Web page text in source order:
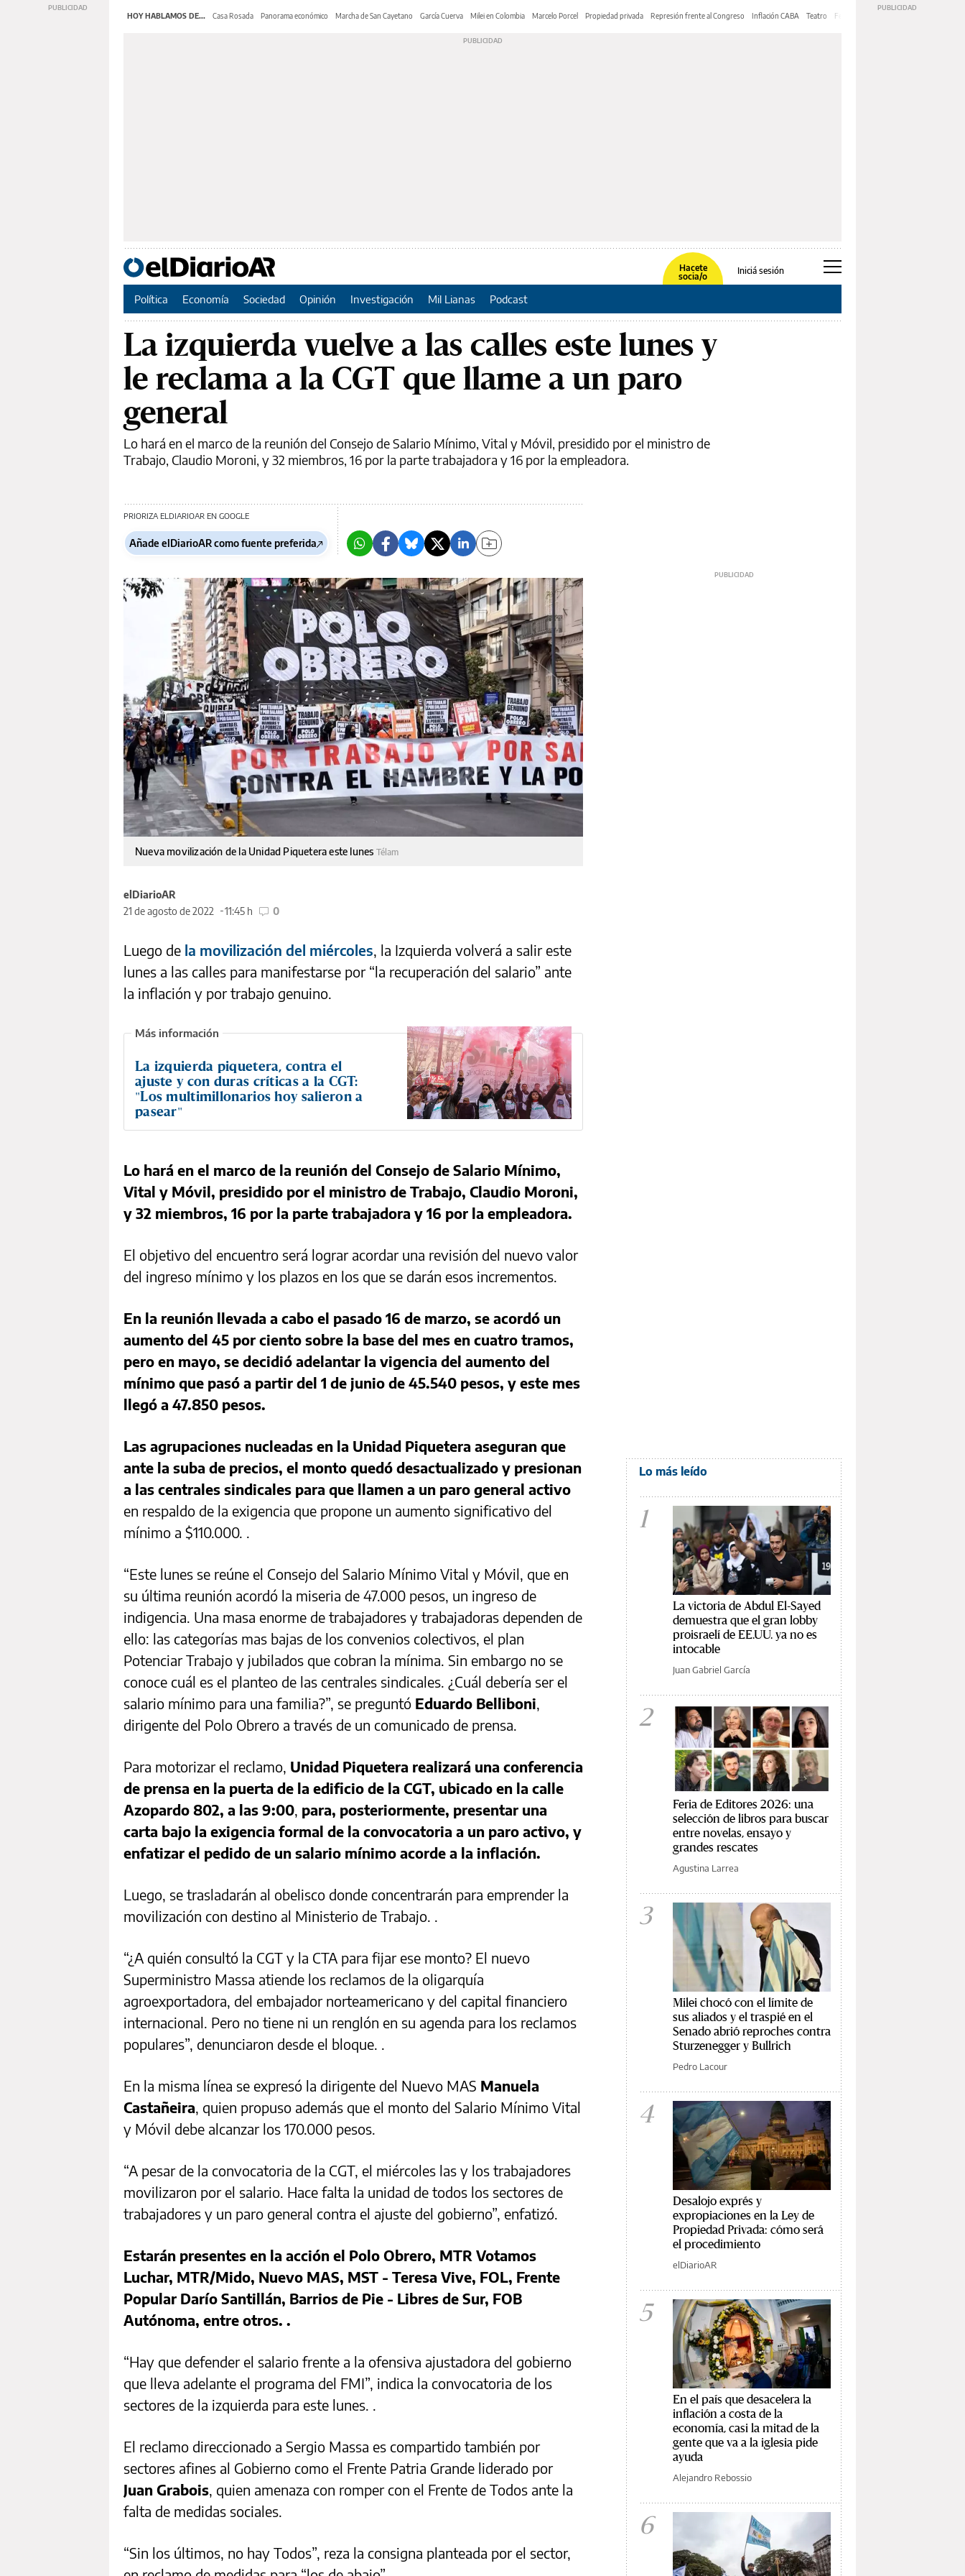
HOY HABLAMOS DE... Casa Rosada Panorama económico Marcha de San Cayetano García Cuerva Milei en Colombia Marcelo Porcel Propiedad privada Represión frente al Congreso Inflación CABA Teatro Feria de Editores
Hacete
socia/o
Iniciá sesión
Política Economía Sociedad Opinión Investigación Mil Lianas Podcast
La izquierda vuelve a las calles este lunes y
le reclama a la CGT que llame a un paro
general
Lo hará en el marco de la reunión del Consejo de Salario Mínimo, Vital y Móvil, presidido por el ministro de
Trabajo, Claudio Moroni, y 32 miembros, 16 por la parte trabajadora y 16 por la empleadora.
PRIORIZA ELDIARIOAR EN GOOGLE
Añade elDiarioAR como fuente preferida
Nueva movilización de la Unidad Piquetera este lunes Télam
elDiarioAR
21 de agosto de 2022
11:45 h 0
Luego de la movilización del miércoles, la Izquierda volverá a salir este
lunes a las calles para manifestarse por “la recuperación del salario” ante
la inflación y por trabajo genuino.
La izquierda piquetera, contra el
ajuste y con duras críticas a la CGT:
"Los multimillonarios hoy salieron a
pasear"
Lo hará en el marco de la reunión del Consejo de Salario Mínimo,
Vital y Móvil, presidido por el ministro de Trabajo, Claudio Moroni,
y 32 miembros, 16 por la parte trabajadora y 16 por la empleadora.
El objetivo del encuentro será lograr acordar una revisión del nuevo valor
del ingreso mínimo y los plazos en los que se darán esos incrementos.
En la reunión llevada a cabo el pasado 16 de marzo, se acordó un
aumento del 45 por ciento sobre la base del mes en cuatro tramos,
pero en mayo, se decidió adelantar la vigencia del aumento del
mínimo que pasó a partir del 1 de junio de 45.540 pesos, y este mes
llegó a 47.850 pesos.
Las agrupaciones nucleadas en la Unidad Piquetera aseguran que
ante la suba de precios, el monto quedó desactualizado y presionan
a las centrales sindicales para que llamen a un paro general activo
en respaldo de la exigencia que propone un aumento significativo del
mínimo a $110.000. .
“Este lunes se reúne el Consejo del Salario Mínimo Vital y Móvil, que en
su última reunión acordó la miseria de 47.000 pesos, un ingreso de
indigencia. Una masa enorme de trabajadores y trabajadoras dependen de
ello: las categorías mas bajas de los convenios colectivos, el plan
Potenciar Trabajo y jubilados que cobran la mínima. Sin embargo no se
conoce cuál es el planteo de las centrales sindicales. ¿Cuál debería ser el
salario mínimo para una familia?”, se preguntó Eduardo Belliboni,
dirigente del Polo Obrero a través de un comunicado de prensa.
Para motorizar el reclamo, Unidad Piquetera realizará una conferencia
de prensa en la puerta de la edificio de la CGT, ubicado en la calle
Azopardo 802, a las 9:00, para, posteriormente, presentar una
carta bajo la exigencia formal de la convocatoria a un paro activo, y
enfatizar el pedido de un salario mínimo acorde a la inflación.
Luego, se trasladarán al obelisco donde concentrarán para emprender la
movilización con destino al Ministerio de Trabajo. .
“¿A quién consultó la CGT y la CTA para fijar ese monto? El nuevo
Superministro Massa atiende los reclamos de la oligarquía
agroexportadora, del embajador norteamericano y del capital financiero
internacional. Pero no tiene ni un renglón en su agenda para los reclamos
populares”, denunciaron desde el bloque. .
En la misma línea se expresó la dirigente del Nuevo MAS Manuela
Castañeira, quien propuso además que el monto del Salario Mínimo Vital
y Móvil debe alcanzar los 170.000 pesos.
“A pesar de la convocatoria de la CGT, el miércoles las y los trabajadores
movilizaron por el salario. Hace falta la unidad de todos los sectores de
trabajadores y un paro general contra el ajuste del gobierno”, enfatizó.
Estarán presentes en la acción el Polo Obrero, MTR Votamos
Luchar, MTR/Mido, Nuevo MAS, MST - Teresa Vive, FOL, Frente
Popular Darío Santillán, Barrios de Pie - Libres de Sur, FOB
Autónoma, entre otros. .
“Hay que defender el salario frente a la ofensiva ajustadora del gobierno
que lleva adelante el programa del FMI”, indica la convocatoria de los
sectores de la izquierda para este lunes. .
El reclamo direccionado a Sergio Massa es compartido también por
sectores afines al Gobierno como el Frente Patria Grande liderado por
Juan Grabois, quien amenaza con romper con el Frente de Todos ante la
falta de medidas sociales.
“Sin los últimos, no hay Todos”, reza la consigna planteada por el sector,
Lo más leído
1
La victoria de Abdul El-Sayed
demuestra que el gran lobby
proisraelí de EE.UU. ya no es
intocable
Juan Gabriel García
2
Feria de Editores 2026: una
selección de libros para buscar
entre novelas, ensayo y
grandes rescates
Agustina Larrea
3
Milei chocó con el límite de
sus aliados y el traspié en el
Senado abrió reproches contra
Sturzenegger y Bullrich
Pedro Lacour
4
Desalojo exprés y
expropiaciones en la Ley de
Propiedad Privada: cómo será
el procedimiento
elDiarioAR
5
En el país que desacelera la
inflación a costa de la
economía, casi la mitad de la
gente que va a la iglesia pide
ayuda
Alejandro Rebossio
6